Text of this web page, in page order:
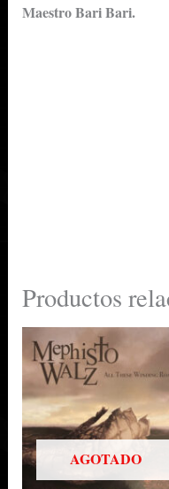
Maestro Bari Bari.
Productos
AGOTADO